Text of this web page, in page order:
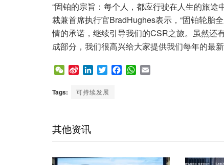
“固铂的宗旨：每个人，都应行驶在人生的旅
裁兼首席执行官BradHughes表示，“固铂轮胎
情的承诺，继续引导我们的CSR之旅。虽然还
成部分，我们很高兴给大家提供我们每年的最
W
C
S
n
i
L
n
T
i
F
W
Tags: 可持续发展
其他资讯